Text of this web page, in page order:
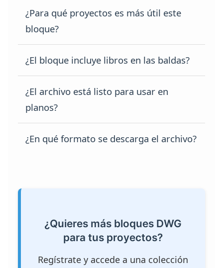
distintas versiones de AutoCAD y otros
programas CAD compatibles.
¿Para qué proyectos es más útil este
bloque?
educación, bibliotecas, estudios,
¿El bloque incluye libros en las baldas?
estantes, aportando mayor detalle
visual a los proyectos de interiorismo.
¿El archivo está listo para usar en
planos?
proyecto en AutoCAD para comenzar a
¿En qué formato se descarga el archivo?
¿Quieres más bloques DWG
para tus proyectos?
Regístrate y accede a una colección